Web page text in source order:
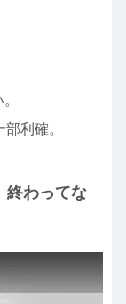
利確。
終わってな